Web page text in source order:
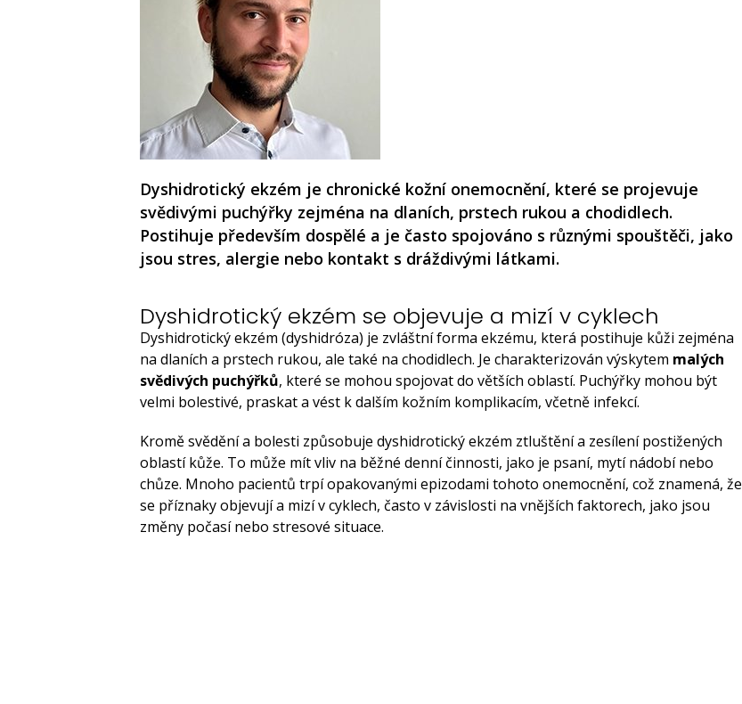
Dyshidrotický ekzém je chronické kožní onemocnění, které se projevuje
svědivými puchýřky zejména na dlaních, prstech rukou a chodidlech.
Postihuje především dospělé a je často spojováno s různými spouštěči, jako
jsou stres, alergie nebo kontakt s dráždivými látkami.
Dyshidrotický ekzém se objevuje a mizí v cyklech
Dyshidrotický ekzém (dyshidróza) je zvláštní forma ekzému, která postihuje kůži zejména
na dlaních a prstech rukou, ale také na chodidlech. Je charakterizován výskytem malých
svědivých puchýřků, které se mohou spojovat do větších oblastí. Puchýřky mohou být
velmi bolestivé, praskat a vést k dalším kožním komplikacím, včetně infekcí.
Kromě svědění a bolesti způsobuje dyshidrotický ekzém ztluštění a zesílení postižených
oblastí kůže. To může mít vliv na běžné denní činnosti, jako je psaní, mytí nádobí nebo
chůze. Mnoho pacientů trpí opakovanými epizodami tohoto onemocnění, což znamená, že
se příznaky objevují a mizí v cyklech, často v závislosti na vnějších faktorech, jako jsou
změny počasí nebo stresové situace.